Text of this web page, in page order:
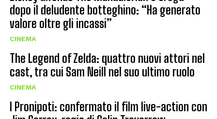
dopo il deludente botteghino: “Ha generato
valore oltre gli incassi”
CINEMA
The Legend of Zelda: quattro nuovi attori nel
cast, tra cui Sam Neill nel suo ultimo ruolo
CINEMA
I Pronipoti: confermato il film live-action con